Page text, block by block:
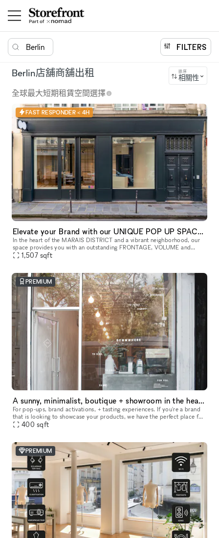
Berlin FILTERS
Berlin店舖商舖出租 排序
相關性
全球最大短期租賃空間選擇
FAST RESPONDER < 4H
Elevate your Brand with our UNIQUE POP UP SPACE in PARIS Marais
In the heart of the MARAIS DISTRICT and a vibrant neighborhood, our
space provides you with an outstanding FRONTAGE, VOLUME and
1,507 sqft
PREMIUM
A sunny, minimalist, boutique + showroom in the heart of the Lower East Side, Manhattan
For pop-ups, brand activations, + tasting experiences. If you're a brand
that is looking to showcase your products, we have the perfect place for
you. Our sustainably designed 'pop up space' is ide
400 sqft
PREMIUM